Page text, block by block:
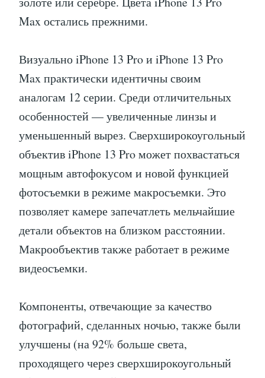
Max остались прежними.
Визуально iPhone 13 Pro и iPhone 13 Pro
Max практически идентичны своим
аналогам 12 серии. Среди отличительных
особенностей — увеличенные линзы и
уменьшенный вырез. Сверхширокоугольный
объектив iPhone 13 Pro может похвастаться
мощным автофокусом и новой функцией
фотосъемки в режиме макросъемки. Это
позволяет камере запечатлеть мельчайшие
детали объектов на близком расстоянии.
Макрообъектив также работает в режиме
видеосъемки.
Компоненты, отвечающие за качество
фотографий, сделанных ночью, также были
улучшены (на 92% больше света,
проходящего через сверхширокоугольный